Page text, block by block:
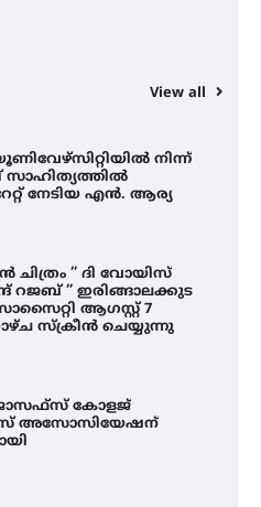
View all
നിന്ന്
സാഹിത്യത്തിൽ
നേടിയ എൻ. ആര്യ
ചിത്രം ” ദി വോയിസ്
റജബ് ” ഇരിങ്ങാലക്കുട
ആഗസ്റ്റ് 7
സ്‌ക്രീൻ ചെയ്യുന്നു
കോളജ്
അസോസിയേഷന്